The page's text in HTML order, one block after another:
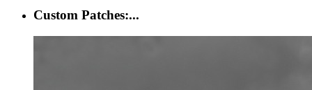
Custom Patches:...